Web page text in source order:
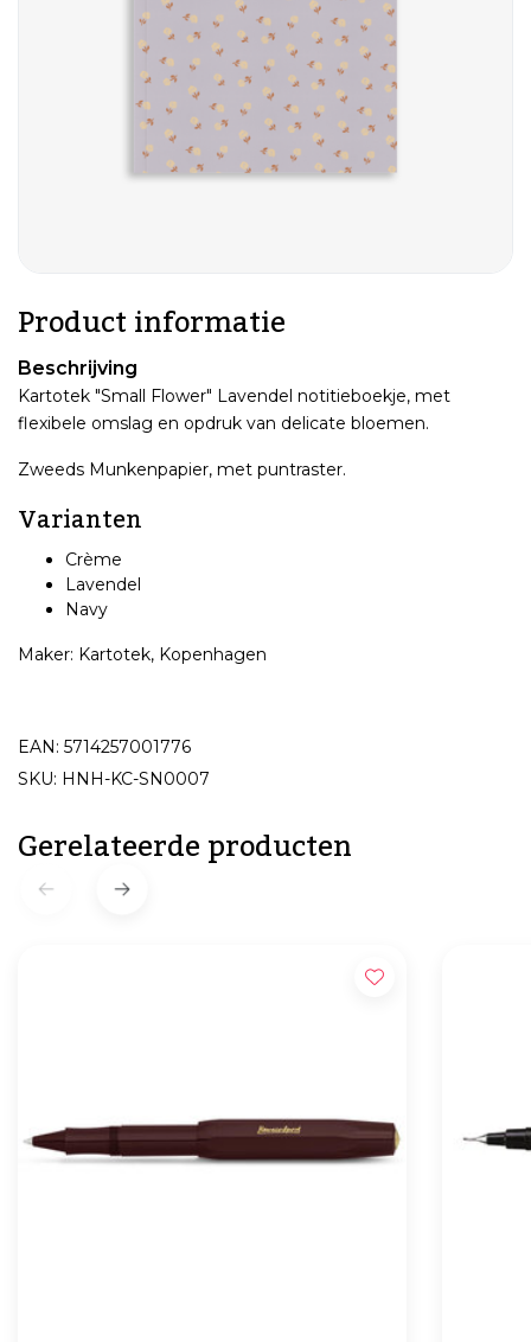
Product informatie
Beschrijving
Kartotek "Small Flower" Lavendel notitieboekje, met
flexibele omslag en opdruk van delicate bloemen.
Zweeds Munkenpapier, met puntraster.
Varianten
Crème
Lavendel
Navy
Maker: Kartotek, Kopenhagen
EAN: 5714257001776
SKU: HNH-KC-SN0007
Gerelateerde producten